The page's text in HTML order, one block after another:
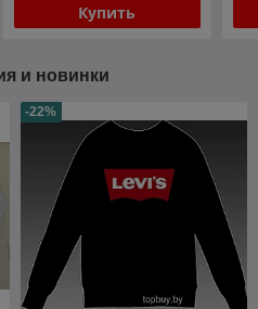
Купить
и новинки
-22%